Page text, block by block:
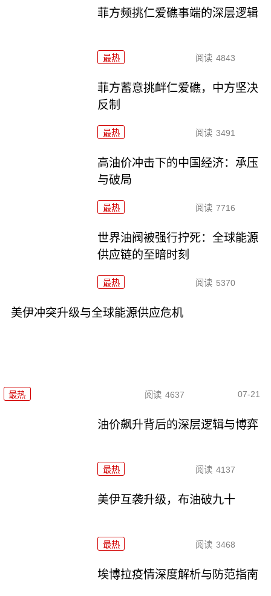
菲方频挑仁爱礁事端的深层逻辑
最热 阅读 4843
菲方蓄意挑衅仁爱礁，中方坚决
反制
最热 阅读 3491
高油价冲击下的中国经济：承压
与破局
最热 阅读 7716
世界油阀被强行拧死：全球能源
供应链的至暗时刻
最热 阅读 5370
美伊冲突升级与全球能源供应危机
最热 阅读 4637 07-21
油价飙升背后的深层逻辑与博弈
最热 阅读 4137
美伊互袭升级，布油破九十
最热 阅读 3468
埃博拉疫情深度解析与防范指南